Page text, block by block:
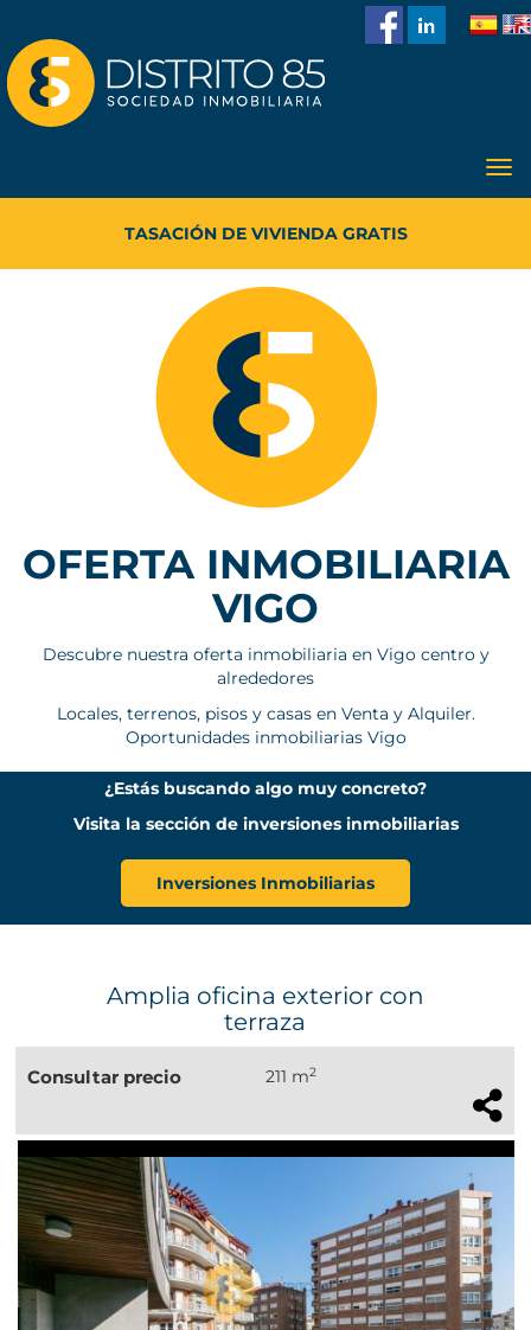
986
228
TASACIÓN DE VIVIENDA GRATIS
OFERTA INMOBILIARIA
VIGO
Descubre nuestra oferta inmobiliaria en Vigo centro y
alrededores
Locales, terrenos, pisos y casas en Venta y Alquiler.
Oportunidades inmobiliarias Vigo
¿Estás buscando algo muy concreto?
Visita la sección de inversiones inmobiliarias
Inversiones Inmobiliarias
Amplia oficina exterior con
terraza
Consultar precio 211 m2